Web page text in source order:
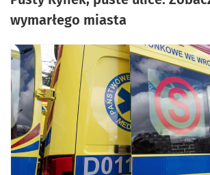
wymarłego miasta